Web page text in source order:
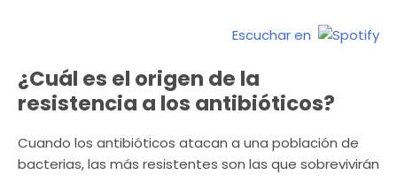
Escuchar en
¿Cuál es el origen de la
resistencia a los antibióticos?
Cuando los antibióticos atacan a una población de
bacterias, las más resistentes son las que sobrevivirán